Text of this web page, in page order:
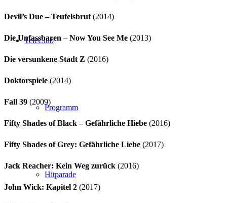
TeleClub
Programm
Hitparade
Devil’s Due – Teufelsbrut (2014)
Die Unfassbaren – Now You See Me (2013)
Die versunkene Stadt Z (2016)
Doktorspiele (2014)
Fall 39 (2009)
Fifty Shades of Black – Gefährliche Hiebe (2016)
Fifty Shades of Grey: Gefährliche Liebe (2017)
Jack Reacher: Kein Weg zurück (2016)
John Wick: Kapitel 2 (2017)